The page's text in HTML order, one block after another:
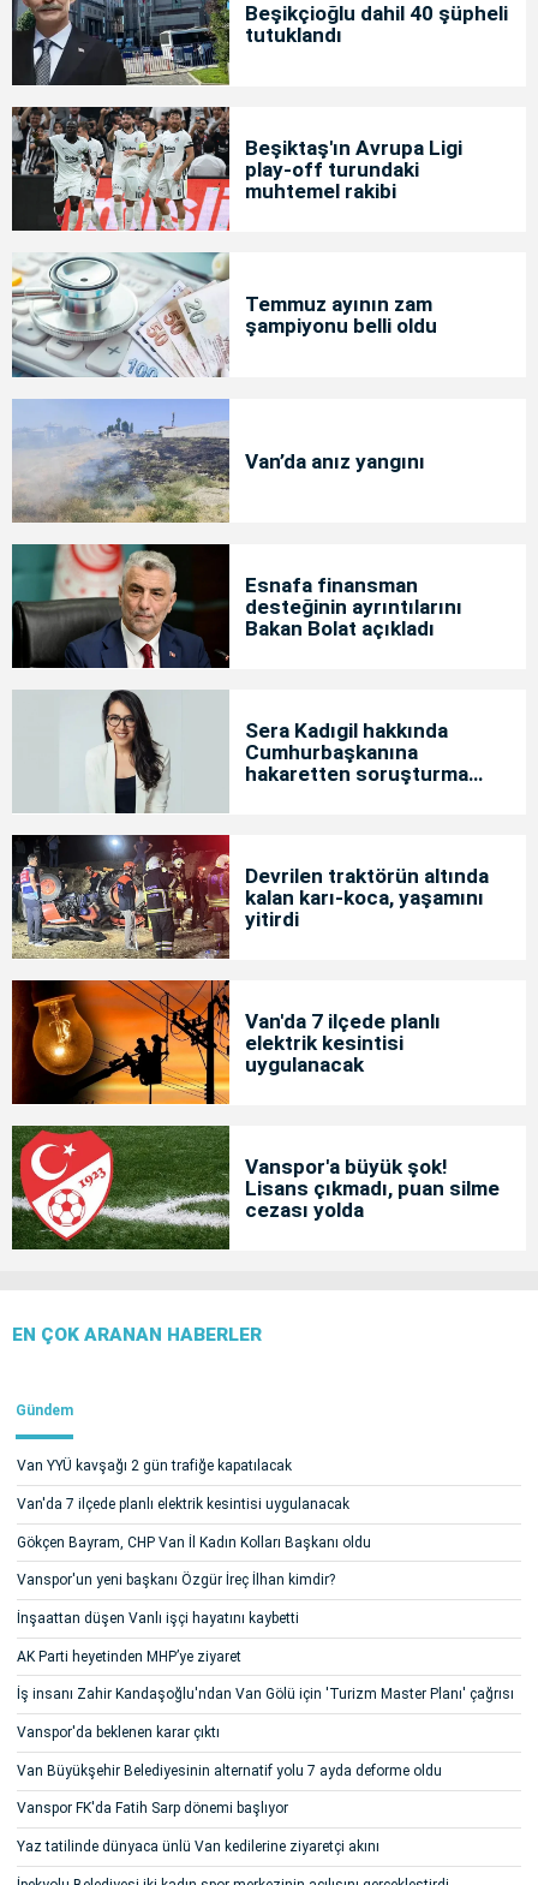
Beşikçioğlu dahil 40 şüpheli
tutuklandı
Beşiktaş'ın Avrupa Ligi
play-off turundaki
muhtemel rakibi
Temmuz ayının zam
şampiyonu belli oldu
Van’da anız yangını
Esnafa finansman
desteğinin ayrıntılarını
Bakan Bolat açıkladı
Sera Kadıgil hakkında
Cumhurbaşkanına
hakaretten soruşturma
Devrilen traktörün altında
kalan karı-koca, yaşamını
yitirdi
Van'da 7 ilçede planlı
elektrik kesintisi
uygulanacak
Vanspor'a büyük şok!
Lisans çıkmadı, puan silme
cezası yolda
EN ÇOK ARANAN HABERLER
Gündem
Van YYÜ kavşağı 2 gün trafiğe kapatılacak
Van'da 7 ilçede planlı elektrik kesintisi uygulanacak
Gökçen Bayram, CHP Van İl Kadın Kolları Başkanı oldu
Vanspor'un yeni başkanı Özgür İreç İlhan kimdir?
İnşaattan düşen Vanlı işçi hayatını kaybetti
AK Parti heyetinden MHP’ye ziyaret
İş insanı Zahir Kandaşoğlu'ndan Van Gölü için 'Turizm Master Planı' çağrısı
Vanspor'da beklenen karar çıktı
Van Büyükşehir Belediyesinin alternatif yolu 7 ayda deforme oldu
Vanspor FK'da Fatih Sarp dönemi başlıyor
Yaz tatilinde dünyaca ünlü Van kedilerine ziyaretçi akını